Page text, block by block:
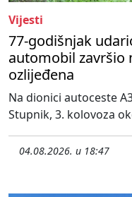
Vijesti
77-godišnjak
automobil završio
ozlijeđena
Na dionici autoceste
Stupnik, 3. kolovoza
04.08.2026. u 18:47